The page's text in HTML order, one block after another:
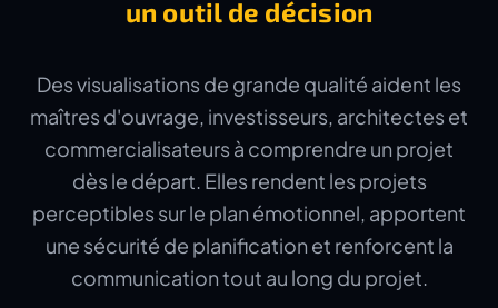
un outil de décision
Des visualisations de grande qualité aident les
maîtres d'ouvrage, investisseurs, architectes et
commercialisateurs à comprendre un projet
dès le départ. Elles rendent les projets
perceptibles sur le plan émotionnel, apportent
une sécurité de planification et renforcent la
communication tout au long du projet.